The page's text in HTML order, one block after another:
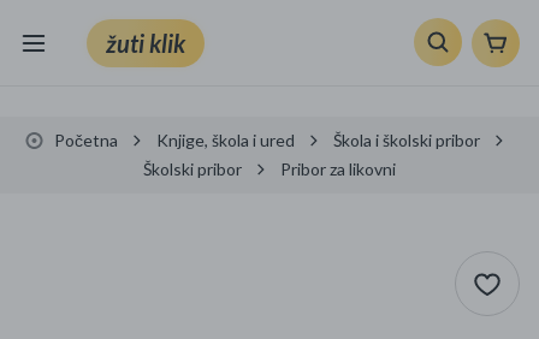
žuti klik
Knjige, škola i ured
Početna Knjige, škola i ured
Škola i školski pribor
Školski pribor
Pribor za likovni